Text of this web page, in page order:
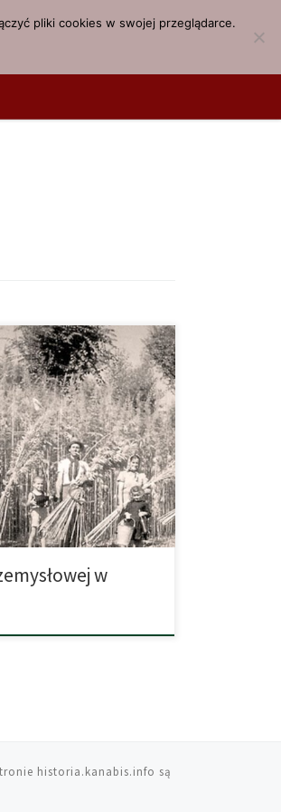
nasz cudowny
wiele wspólnego,
grupy
w uprawie, a także co
wszelkiej odmiany
w sobie nie więcej
[…]
w
historia.kanabis.info są
pliki cookies w swojej przeglądarce.